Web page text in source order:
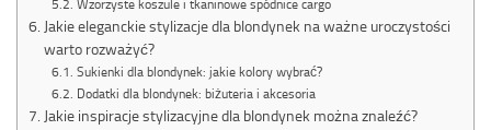
Wzorzyste koszule i tkaninowe spódnice cargo
Jakie eleganckie stylizacje dla blondynek na ważne uroczystości
warto rozważyć?
Sukienki dla blondynek: jakie kolory wybrać?
Dodatki dla blondynek: biżuteria i akcesoria
Jakie inspiracje stylizacyjne dla blondynek można znaleźć?